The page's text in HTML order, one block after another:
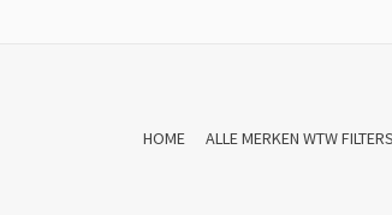
HOME ALLE MERKEN WTW